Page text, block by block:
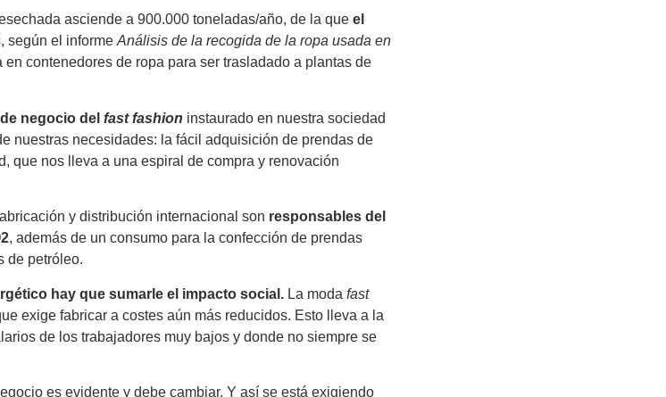
asciende a 900.000 toneladas/año, de la que el
, según el informe Análisis de la recogida de la ropa usada en
en contenedores de ropa para ser trasladado a plantas de
negocio del fast fashion instaurado en nuestra sociedad
nuestras necesidades: la fácil adquisición de prendas de
que nos lleva a una espiral de compra y renovación
y distribución internacional son responsables del
, además de un consumo para la confección de prendas
de petróleo.
hay que sumarle el impacto social.La moda fast
exige fabricar a costes aún más reducidos. Esto lleva a la
de los trabajadores muy bajos y donde no siempre se
es evidente y debe cambiar. Y así se está exigiendo